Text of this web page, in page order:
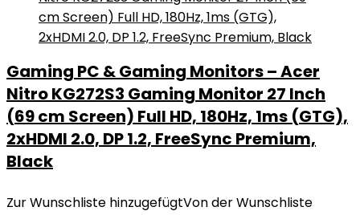
Gaming PC & Gaming Monitors – Acer
Nitro KG272S3 Gaming Monitor 27 Inch
(69 cm Screen) Full HD, 180Hz, 1ms (GTG),
2xHDMI 2.0, DP 1.2, FreeSync Premium,
Black
Zur Wunschliste hinzugefügtVon der Wunschliste